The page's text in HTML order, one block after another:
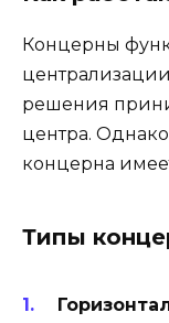
Концерны
решения
центра.
концерна
Типы